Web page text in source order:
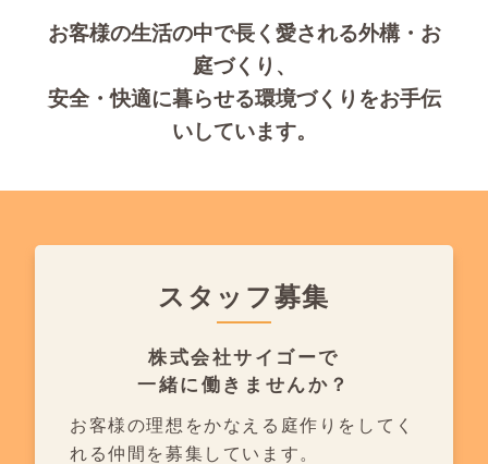
お客様の生活の中で長く愛される外構・お
庭づくり、
安全・快適に暮らせる環境づくりをお手伝
いしています。
スタッフ募集
株式会社サイゴーで
一緒に働きませんか？
お客様の理想をかなえる庭作りを してく
れる仲間を募集しています。